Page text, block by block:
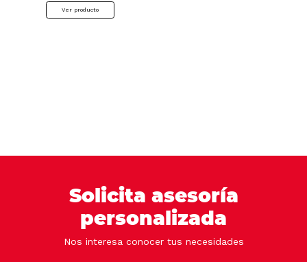
Ver producto
Solicita asesoría
personalizada
Nos interesa conocer tus necesidades